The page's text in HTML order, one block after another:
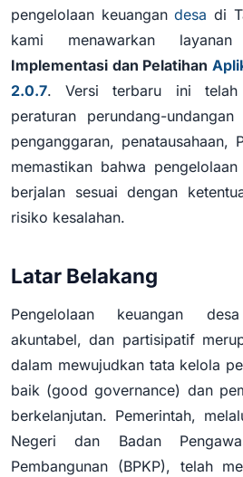
pengelolaan keuangandesa di
kami menawarkan
Implementasi dan Pelatihan
2.0.7. Versi terbaru ini telah
peraturan perundang-
penganggaran, penatausahaan,
memastikan bahwa
berjalan sesuai dengan
risiko kesalahan.
Latar Belakang
Pengelolaan keuangan
akuntabel, dan partisipatif
dalam mewujudkan tata kelola
baik (good governance) dan
berkelanjutan. Pemerintah,
Negeri dan Badan
Pembangunan (BPKP), telah